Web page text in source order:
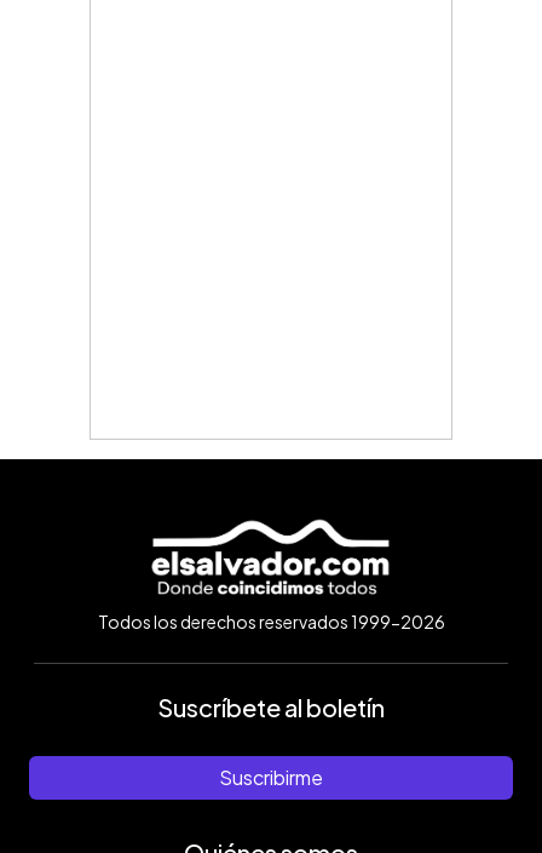
Todos los derechos reservados 1999-2026
Suscríbete al boletín
Suscribirme